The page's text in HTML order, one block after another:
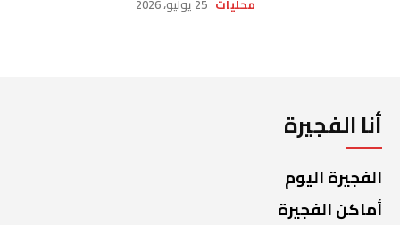
أنا الفجيرة
الفجيرة اليوم
أماكن الفجيرة